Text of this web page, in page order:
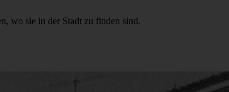
wo sie in der Stadt zu finden sind.